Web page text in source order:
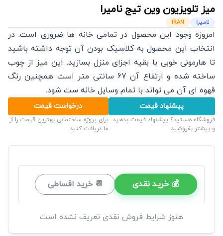
میز تلویزیون وین تیج نامیرا
نامیرا IRAN
امروزه وجود این محصول در تمامی خانه ها ضروری است. در
انتخاب این محصول به کلاسیک بودن آن توجه داشته باشید
تا هارمونی خوبی با بقیه اجزای منزل بسازید. این میز از چوب
ساخته شده و ارتفاع آن 67 سانتی متر است همچنین رنگ
قهوه ای آن می تواند با تمام وسایل خانه ست شود.
پیشنهاد قیمت
فروشگاه هستید؟ پیشنهاد قیمت بدهید
و بیشتر بفروشید
درخواست قیمت
برای پروژه ساختمانی بهترین قیمت را از
ما دریافت کنید
💰 خرید نقدی 📆 خرید اقساطی
هنوز شرایط فروش نقدی تعریف نشده است